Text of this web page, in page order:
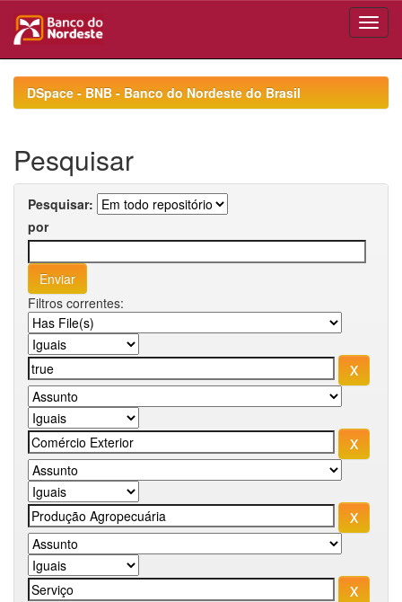
navigationDSpace - BNB - Banco do Nordeste do Brasil
Pesquisar
Pesquisar:
por
Filtros correntes: